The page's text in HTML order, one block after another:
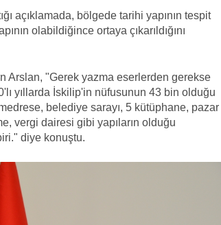
açıklamada, bölgede tarihi yapının tespit
olabildiğince ortaya çıkarıldığını
Arslan, "Gerek yazma eserlerden gerekse
yıllarda İskilip'in nüfusunun 43 bin olduğu
belediye sarayı, 5 kütüphane, pazar
vergi dairesi gibi yapıların olduğu
diye konuştu.